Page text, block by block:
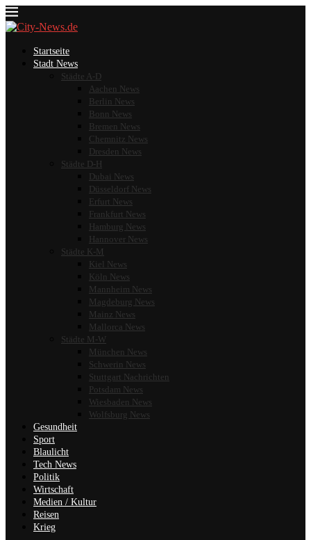
Startseite
Stadt News
Städte A-D
Aachen News
Berlin News
Bonn News
Bremen News
Chemnitz News
Dresden News
Städte D-H
Dubai News
Düsseldorf News
Erfurt News
Frankfurt News
Hamburg News
Hannover News
Städte K-M
Kiel News
Köln News
Mannheim News
Magdeburg News
Mainz News
Mallorca News
Städte M-W
München News
Schwerin News
Stuttgart Nachrichten
Potsdam News
Wiesbaden News
Wolfsburg News
Gesundheit
Sport
Blaulicht
Tech News
Politik
Wirtschaft
Medien / Kultur
Reisen
Krieg